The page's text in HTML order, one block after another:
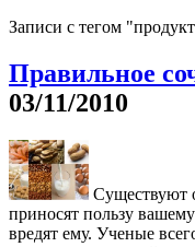
Записи с тегом
Правильное
03/11/2010
Существуют
приносят пользу
вредят ему. Ученые